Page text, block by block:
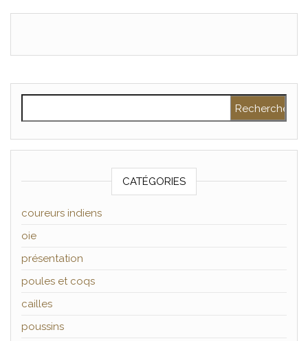
CATÉGORIES
coureurs indiens
oie
présentation
poules et coqs
cailles
poussins